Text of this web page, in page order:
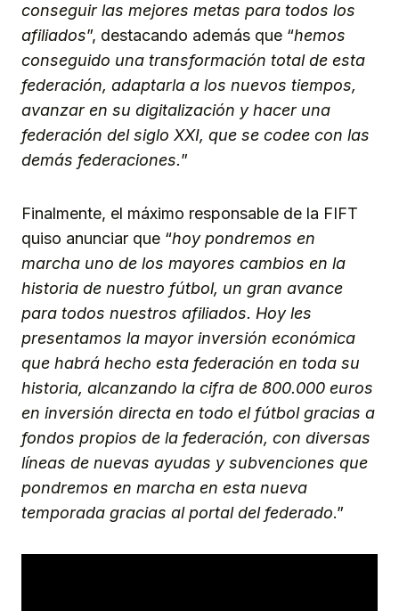
conseguir las mejores metas para todos los
afiliados”, destacando además que “hemos
conseguido una transformación total de esta
federación, adaptarla a los nuevos tiempos,
avanzar en su digitalización y hacer una
federación del siglo XXI, que se codee con las
demás federaciones.”
Finalmente, el máximo responsable de la FIFT
quiso anunciar que “hoy pondremos en
marcha uno de los mayores cambios en la
historia de nuestro fútbol, un gran avance
para todos nuestros afiliados. Hoy les
presentamos la mayor inversión económica
que habrá hecho esta federación en toda su
historia, alcanzando la cifra de 800.000 euros
en inversión directa en todo el fútbol gracias a
fondos propios de la federación, con diversas
líneas de nuevas ayudas y subvenciones que
pondremos en marcha en esta nueva
temporada gracias al portal del federado.”